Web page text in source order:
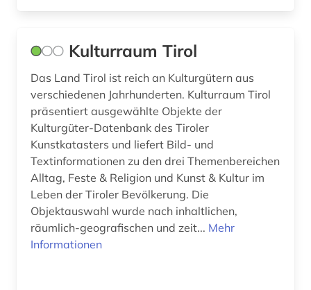
jandl (1)
johanniterorden (1)
josephinische landesaufnahme (1)
judaistik (1)
juden (11)
judentum (7)
judenverfolgung (5)
Kulturraum Tirol
Das Land Tirol ist reich an Kulturgütern aus
verschiedenen Jahrhunderten. Kulturraum Tirol
präsentiert ausgewählte Objekte der
Kulturgüter-Datenbank des Tiroler
Kunstkatasters und liefert Bild- und
Textinformationen zu den drei Themenbereichen
Alltag, Feste & Religion und Kunst & Kultur im
Leben der Tiroler Bevölkerung. Die
Objektauswahl wurde nach inhaltlichen,
räumlich-geografischen und zeit... Mehr
Informationen